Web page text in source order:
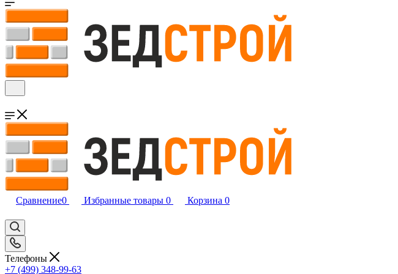
Сравнение0 Избранные товары 0 Корзина 0
Телефоны
+7 (499) 348-99-63